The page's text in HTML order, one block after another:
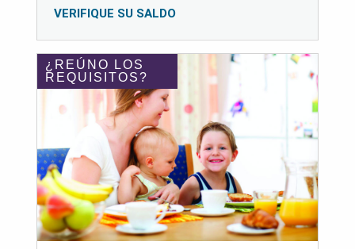
VERIFIQUE SU SALDO
¿REÚNO LOS
REQUISITOS?